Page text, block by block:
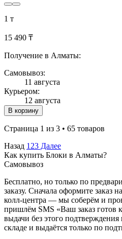
1 т
15 490 ₸
Получение в Алматы:
Самовывоз:
11 августа
Курьером:
12 августа
В корзину
Страница 1 из 3 • 65 товаров
Назад 1 23 Далее
Как купить Блоки в Алматы?
Самовывоз
Бесплатно, но только по
заказу. Сначала оформите заказ
колл-центра — мы соберём и
пришлём SMS «Ваш заказ готов
выдачи без этого
складе и выдаётся только по